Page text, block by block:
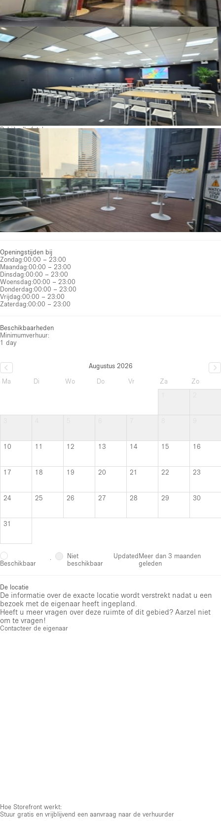
Bekijk alle foto's
Openingstijden bij
Zondag:00:00 – 23:00
Maandag:00:00 – 23:00
Dinsdag:00:00 – 23:00
Woensdag:00:00 – 23:00
Donderdag:00:00 – 23:00
Vrijdag:00:00 – 23:00
Zaterdag:00:00 – 23:00
Beschikbaarheden
Minimumverhuur:
1 day
Augustus 2026
Ma
Di Wo Do Vr Za
Zo
10 11 12 13 14 15 16
17 18 19 20 21 22 23
24 25 26 27 28 29 30
31
Beschikbaar ·
Niet
beschikbaar
UpdatedMeer dan 3 maanden
geleden
De locatie
De informatie over de exacte locatie wordt verstrekt nadat u een
bezoek met de eigenaar heeft ingepland.
Heeft u meer vragen over deze ruimte of dit gebied? Aarzel niet
om te vragen!
Contacteer de eigenaar
Hoe Storefront werkt:
Stuur gratis en vrijblijvend een aanvraag naar de verhuurder